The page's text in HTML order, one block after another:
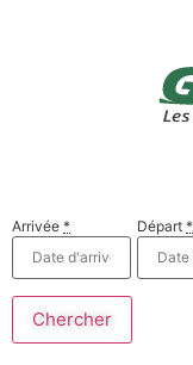
Arrivée * Départ *